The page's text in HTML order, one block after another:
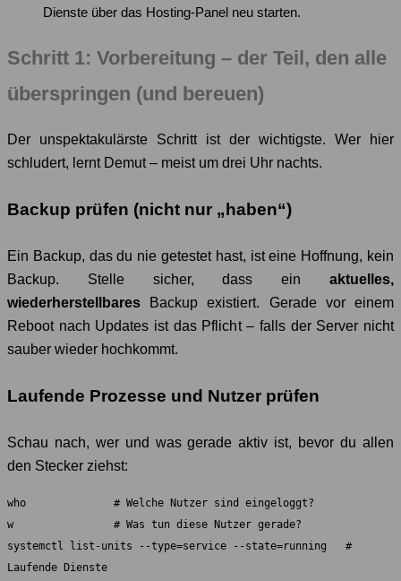
Dienste über das Hosting-Panel neu starten.
Schritt 1: Vorbereitung – der Teil, den alle
überspringen (und bereuen)
Der unspektakulärste Schritt ist der wichtigste. Wer hier
schludert, lernt Demut – meist um drei Uhr nachts.
Backup prüfen (nicht nur „haben“)
Ein Backup, das du nie getestet hast, ist eine Hoffnung, kein
Backup. Stelle sicher, dass ein aktuelles,
wiederherstellbares Backup existiert. Gerade vor einem
Reboot nach Updates ist das Pflicht – falls der Server nicht
sauber wieder hochkommt.
Laufende Prozesse und Nutzer prüfen
Schau nach, wer und was gerade aktiv ist, bevor du allen
den Stecker ziehst:
who              # Welche Nutzer sind eingeloggt?
w                # Was tun diese Nutzer gerade?
systemctl list-units --type=service --state=running   #
Laufende Dienste